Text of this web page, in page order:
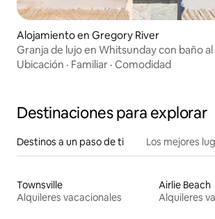
Alojamiento en Gregory River
Granja de lujo en Whitsunday con baño
Ubicación · Familiar · Comodidad
Destinaciones para explorar
Destinos a un paso de ti Los mejores
Townsville
Alquileres vacacionales
Airlie Beach
Alquileres